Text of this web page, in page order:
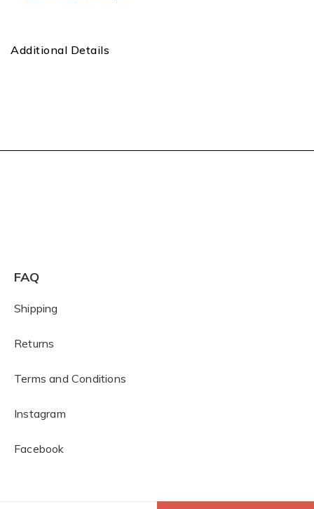
Additional Details
FAQ
Shipping
Returns
Terms and Conditions
Instagram
Facebook